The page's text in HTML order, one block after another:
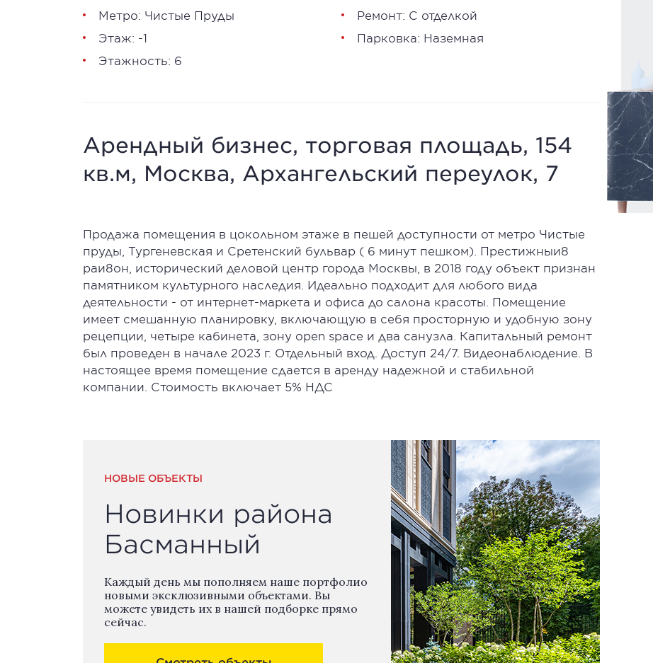
Метро: Чистые Пруды
Этаж: -1
Этажность: 6
Ремонт: С отделкой
Парковка: Наземная
Арендный бизнес, торговая площадь, 154
кв.м, Москва, Архангельский переулок, 7
Продажа помещения в цокольном этаже в пешей доступности от метро Чистые
пруды, Тургеневская и Сретенский бульвар ( 6 минут пешком). Престижныи8
раи8он, исторический деловой центр города Москвы, в 2018 году объект признан
памятником культурного наследия. Идеально подходит для любого вида
деятельности - от интернет-маркета и офиса до салона красоты. Помещение
имеет смешанную планировку, включающую в себя просторную и удобную зону
рецепции, четыре кабинета, зону open space и два санузла. Капитальный ремонт
был проведен в начале 2023 г. Отдельный вход. Доступ 24/7. Видеонаблюдение. В
настоящее время помещение сдается в аренду надежной и стабильной
компании. Стоимость включает 5% НДС
НОВЫЕ ОБЪЕКТЫ
Новинки района
Басманный
Каждый день мы пополняем наше портфолио
новыми эксклюзивными объектами. Вы
можете увидеть их в нашей подборке прямо
сейчас.